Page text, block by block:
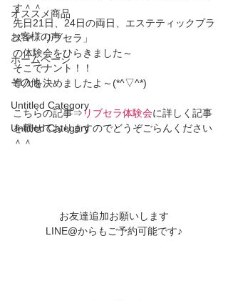
オススメ商品
お客様の声
ホームページ
その他
Untitled Category
Untitled Category
す＾＾
先日21日、24日の両日、エステティックプラ
ズマ「リブセラ」
の体験会をひらきました～
そこでナント！！
導入を決めましたよ～(*^▽^*)
こちらの記事⇒リブセラ体験会に詳しく記事
を載せておりますのでどうぞごらんください
＾＾
お友達追加お願いします
LINE@からもご予約可能です♪